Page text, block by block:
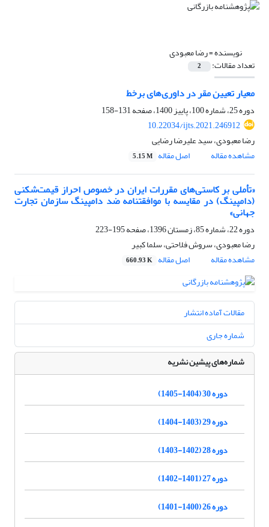
نویسنده =رضا معبودی
تعداد مقالات: 2
معیار تعیین مقر در داوری‌های برخط
دوره 25، شماره 100، پاییز 1400، صفحه
131-158
10.22034/ijts.2021.246912
رضا معبودی، سید علیرضا رضایی
مشاهده مقاله
اصل مقاله 5.15 M
«تأملی بر کاستی‌های مقررات ایران در خصوص احراز قیمت‌شکنی
(دامپینگ) در مقایسه با موافقتنامه ضد دامپینگ سازمان تجارت
جهانی»
دوره 22، شماره 85، زمستان 1396، صفحه
195-223
رضا معبودی، سروش فلاحتی، سلما کبیر
مشاهده مقاله
اصل مقاله 660.93 K
مقالات آماده انتشار
شماره جاری
شماره‌های پیشین نشریه
دوره 30 (1404-1405)
دوره 29 (1403-1404)
دوره 28 (1402-1403)
دوره 27 (1401-1402)
دوره 26 (1400-1401)